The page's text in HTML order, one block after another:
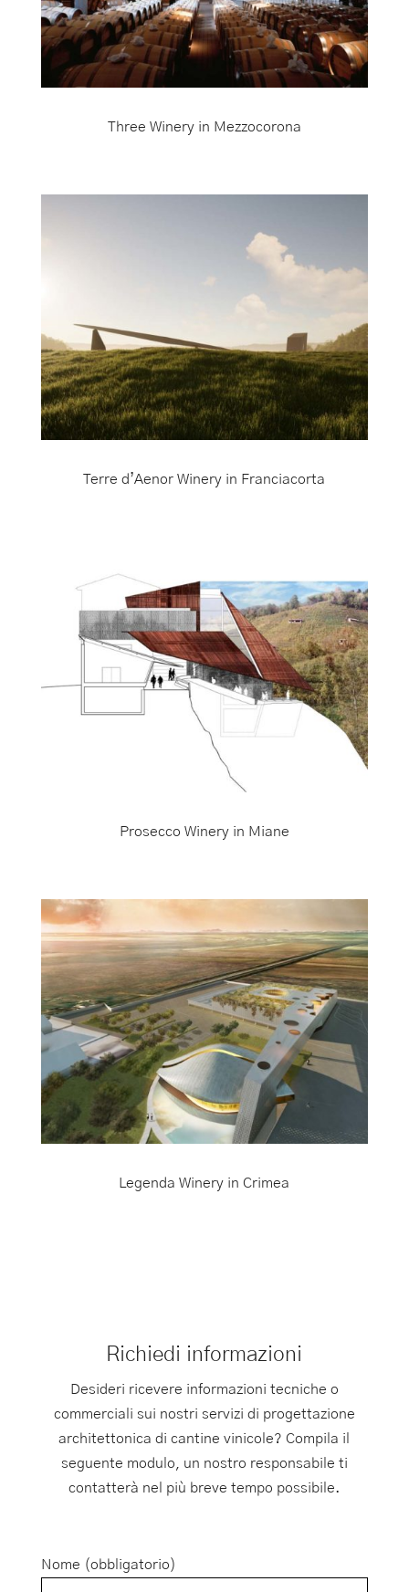
Three Winery in Mezzocorona
Terre d’Aenor Winery in Franciacorta
Prosecco Winery in Miane
Legenda Winery in Crimea
Richiedi informazioni
Desideri ricevere informazioni tecniche o
commerciali sui nostri servizi di progettazione
architettonica di cantine vinicole? Compila il
seguente modulo, un nostro responsabile ti
contatterà nel più breve tempo possibile.
Nome (obbligatorio)